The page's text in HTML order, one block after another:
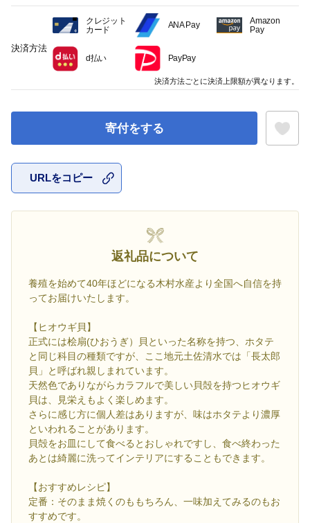
寄付をする
URLをコピー
返礼品について
養殖を始めて40年ほどになる木村水産より全国へ自信を持
ってお届けいたします。
【ヒオウギ貝】
正式には桧扇(ひおうぎ）貝といった名称を持つ、ホタテ
と同じ科目の種類ですが、ここ地元土佐清水では「長太郎
貝」と呼ばれ親しまれています。
天然色でありながらカラフルで美しい貝殻を持つヒオウギ
貝は、見栄えもよく楽しめます。
さらに感じ方に個人差はありますが、味はホタテより濃厚
といわれることがあります。
貝殻をお皿にして食べるとおしゃれですし、食べ終わった
あとは綺麗に洗ってインテリアにすることもできます。
【おすすめレシピ】
定番：そのまま焼くのももちろん、一味加えてみるのもお
すすめです。
決済方法
クレジット
カード
ANA Pay
Amazon
Pay
d払い PayPay
決済方法ごとに決済上限額が異なります。